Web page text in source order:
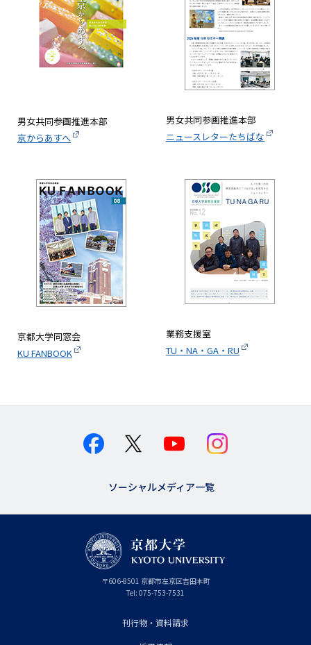
男女共同参画推進本部
京からあすへ
男女共同参画推進本部
ニュースレターたちばな
画
像
京都大学同窓会
KU FANBOOK
画
像
業務支援室
TU・NA・GA・RU
ソーシャルメディア一覧
〒606-8501 京
都
府
京都市左京区吉田本町
Tel: 075-753-7531
刊行物・資料請求